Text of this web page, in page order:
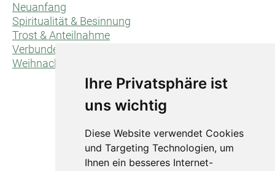
Ihre Privatsphäre ist
uns wichtig
Diese Website verwendet Cookies
und Targeting Technologien, um
Ihnen ein besseres Internet-
Neuanfang
Spiritualität & Besinnung
Trost & Anteilnahme
Verbundenheit/für dich/für uns
Weihnachten